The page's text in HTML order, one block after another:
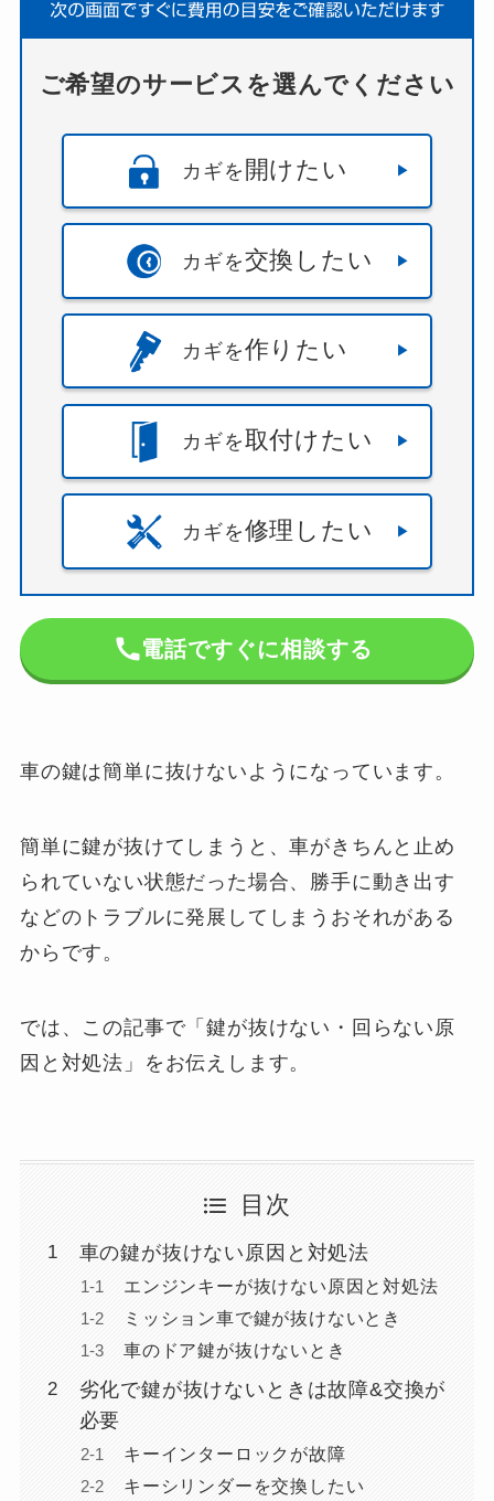
ご希望のサービスを選んでください
カギを 開けたい
カギを交換したい
カギを作りたい
カギを取付けたい
カギを修理したい
電話ですぐに相談する
車の鍵は簡単に抜けないようになっています。
簡単に鍵が抜けてしまうと、車がきちんと止め
られていない状態だった場合、勝手に動き出す
などのトラブルに発展してしまうおそれがある
からです。
では、この記事で「鍵が抜けない・回らない原
因と対処法」をお伝えします。
目次
車の鍵が抜けない原因と対処法
エンジンキーが抜けない原因と対処法
ミッション車で鍵が抜けないとき
車のドア鍵が抜けないとき
劣化で鍵が抜けないときは故障&交換が
必要
キーインターロックが故障
キーシリンダーを交換したい